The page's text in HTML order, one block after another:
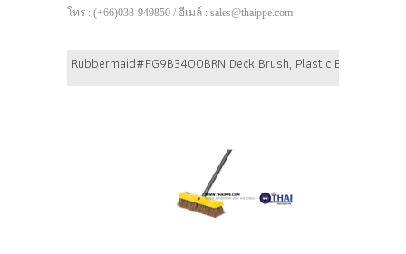
โทร : (+66)038-949850 / อีเมล์ : sales@thaippe.com
Rubbermaid#FG9B3400BRN Deck Brush, Plastic Block,